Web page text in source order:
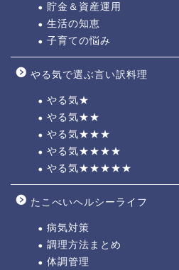
貯金＆資産運用
生活の知恵
子育ての悩み
やる気で選ぶ言い訳料理
やる気★
やる気★★
やる気★★★
やる気★★★★
やる気★★★★★
たこべいヘルシーライフ
病気対策
調理方法まとめ
体調管理